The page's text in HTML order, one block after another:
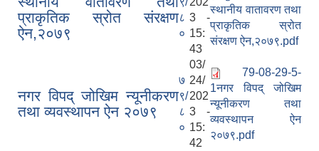
प्राकृतिक स्रोत संरक्षण
ऐन,२०७९
८
०
3 -
15:
43
स्थानीय वातावरण तथा
प्राकृतिक स्रोत
संरक्षण ऐन,२०७९.pdf
नगर विपद् जोखिम न्यूनीकरण
तथा व्यवस्थापन ऐन २०७९
७
९/
८
०
03/
24/
202
3 -
15:
42
79-08-29-5-
1नगर विपद् जोखिम
न्यूनीकरण तथा
व्यवस्थापन ऐन
२०७९.pdf